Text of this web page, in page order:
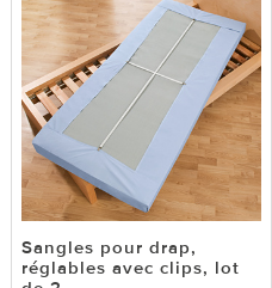
Sangles pour drap,
réglables avec clips, lot